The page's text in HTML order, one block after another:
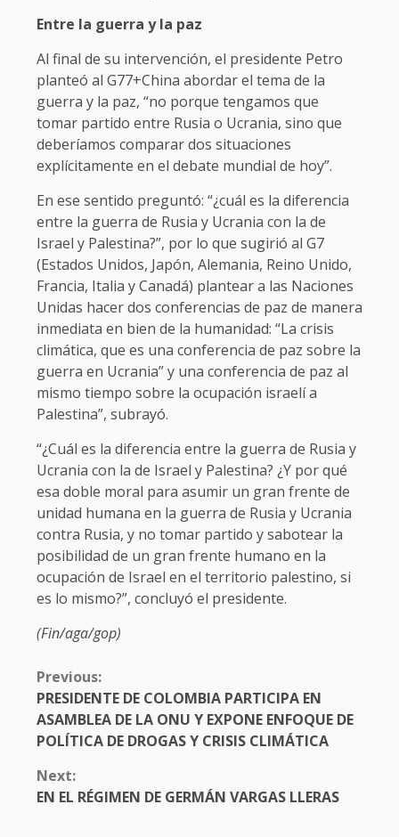
​Entre la guerra y la paz
Al final de su intervención, el presidente Petro
planteó al G77+China abordar el tema de la
guerra y la paz, “no porque tengamos que
tomar partido entre Rusia o Ucrania, sino que
deberíamos comparar dos situaciones
explícitamente en el debate mundial de hoy”.
En ese sentido preguntó: “¿cuál es la diferencia
entre la guerra de Rusia y Ucrania con la de
Israel y Palestina?”, por lo que sugirió al G7
(Estados Unidos, Japón, Alemania, Reino Unido,
Francia, Italia y Canadá) plantear a las Naciones
Unidas hacer dos conferencias de paz de manera
inmediata en bien de la humanidad: “La crisis
climática, que es una conferencia de paz sobre la
guerra en Ucrania” y una conferencia de paz al
mismo tiempo sobre la ocupación israelí a
Palestina”, subrayó.
“¿Cuál es la diferencia entre la guerra de Rusia y
Ucrania con la de Israel y Palestina? ¿Y por qué
esa doble moral para asumir un gran frente de
unidad humana en la guerra de Rusia y Ucrania
contra Rusia, y no tomar partido y sabotear la
posibilidad de un gran frente humano en la
ocupación de Israel en el territorio palestino, si
es lo mismo?”, concluyó el presidente.
(Fin/aga/gop)​
CONTINUE
READING
Previous:
PRESIDENTE DE COLOMBIA PARTICIPA EN
ASAMBLEA DE LA ONU Y EXPONE ENFOQUE DE
POLÍTICA DE DROGAS Y CRISIS CLIMÁTICA
Next:
EN EL RÉGIMEN DE GERMÁN VARGAS LLERAS